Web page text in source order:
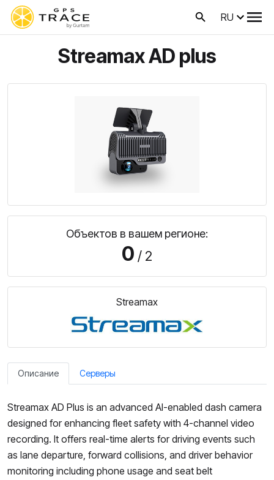
RU
Streamax AD plus
Объектов в вашем регионе:
0 / 2
Streamax
Описание Серверы
Streamax AD Plus is an advanced AI-enabled dash camera
designed for enhancing fleet safety with 4-channel video
recording. It offers real-time alerts for driving events such
as lane departure, forward collisions, and driver behavior
monitoring including phone usage and seat belt